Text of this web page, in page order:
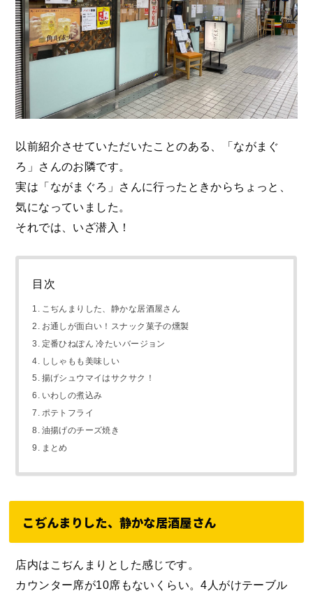
以前紹介させていただいたことのある、「ながまぐ
ろ」さんのお隣です。
実は「ながまぐろ」さんに行ったときからちょっと、
気になっていました。
それでは、いざ潜入！
目次
こぢんまりした、静かな居酒屋さん
お通しが面白い！スナック菓子の燻製
定番ひねぽん 冷たいバージョン
ししゃもも美味しい
揚げシュウマイはサクサク！
いわしの煮込み
ポテトフライ
油揚げのチーズ焼き
まとめ
こぢんまりした、静かな居酒屋さん
店内はこぢんまりとした感じです。
カウンター席が10席もないくらい。4人がけテーブル